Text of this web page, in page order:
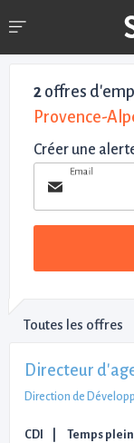
2 offres
Provence-
Créer une
Email
Toutes les offres
Directeur
Direction de
CDI Temps plein